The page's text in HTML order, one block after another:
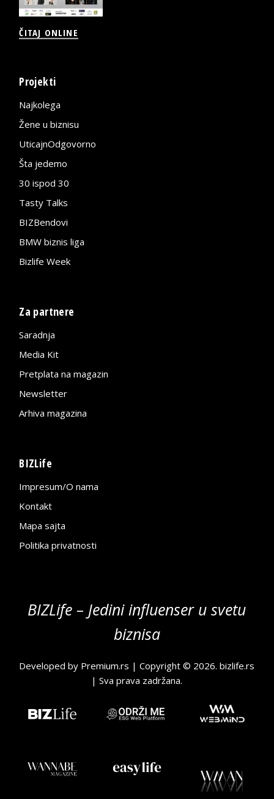
ČITAJ ONLINE
Projekti
Najkolega
Žene u biznisu
UticajnOdgovorno
Šta jedemo
30 ispod 30
Tasty Talks
BIZBendovi
BMW biznis liga
Bizlife Week
Za partnere
Saradnja
Media Kit
Pretplata na magazin
Newsletter
Arhiva magazina
BIZLife
Impresum/O nama
Kontakt
Mapa sajta
Politika privatnosti
BIZLife – Jedini influenser u svetu
biznisa
Developed by Premium.rs | Copyright © 2026.bizlife.rs
| Sva prava zadržana.